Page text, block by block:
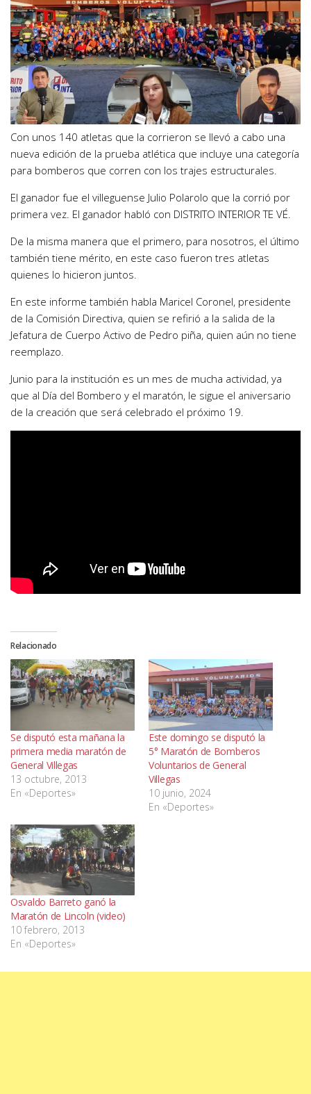
Con unos 140 atletas que la corrieron se llevó a cabo una
nueva edición de la prueba atlética que incluye una categoría
para bomberos que corren con los trajes estructurales.
El ganador fue el villeguense Julio Polarolo que la corrió por
primera vez. El ganador habló con DISTRITO INTERIOR TE VÉ.
De la misma manera que el primero, para nosotros, el último
también tiene mérito, en este caso fueron tres atletas
quienes lo hicieron juntos.
En este informe también habla Maricel Coronel, presidente
de la Comisión Directiva, quien se refirió a la salida de la
Jefatura de Cuerpo Activo de Pedro piña, quien aún no tiene
reemplazo.
Junio para la institución es un mes de mucha actividad, ya
que al Día del Bombero y el maratón, le sigue el aniversario
de la creación que será celebrado el próximo 19.
Relacionado
Se disputó esta mañana la
primera media maratón de
General Villegas
13 octubre, 2013
En «Deportes»
Este domingo se disputó la
5° Maratón de Bomberos
Voluntarios de General
Villegas
10 junio, 2024
En «Deportes»
Osvaldo Barreto ganó la
Maratón de Lincoln (video)
10 febrero, 2013
En «Deportes»